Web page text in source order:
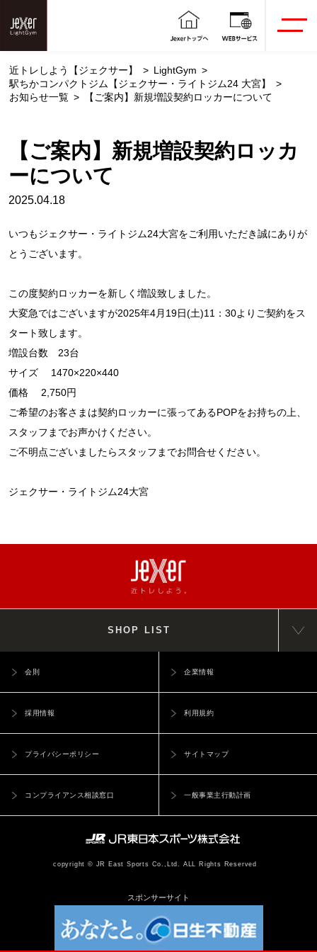
近トレしよう【ジェクサー】
LightGym
駅ちかコンパクトジム【ジェクサー・ライトジム24 大宮】
お知らせ一覧
【ご案内】新規増設契約ロッカーについて
【ご案内】新規増設契約ロッカ
ーについて
2025.04.18
いつもジェクサー・ライトジム24大宮をご利用いただき誠にありが
とうございます。
この度契約ロッカーを新しく増設致しました。
大変急ではございますが2025年4月19日(土)11：30よりご契約をス
タート致します。
増設台数 23台
サイズ 1470×220×440
価格 2,750円
ご希望のお客さまは契約ロッカーに張ってあるPOPをお持ちの上、
スタッフまでお声かけください。
ご不明点ございましたらスタッフまでお問合せください。
ジェクサー・ライトジム24大宮
SHOP LIST
copyright © JR East Sports Co.,Ltd. ALL Rights Reserved
会則 企業情報
採用情報 利用規約
プライバシーポリシー サイトマップ
コンプライアンス相談窓口 一般事業主行動計画
スポンサーサイト